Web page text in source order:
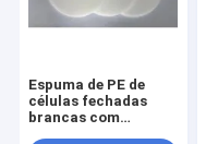
Espuma de PE de
células fechadas
brancas com